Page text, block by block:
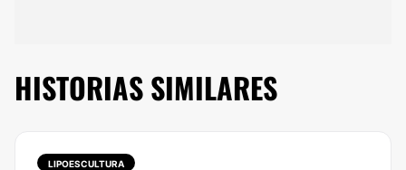
HISTORIAS SIMILARES
LIPOESCULTURA